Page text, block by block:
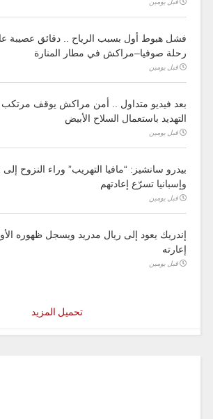
قبل يومين
فشل هبوط أول بسبب الرياح .. دقائق عصيبة
رحلة صوفيا–مراكش في مطار المنارة
قبل يومين
بعد فيديو متداول .. أمن مراكش يوقف
التهديد باستعمال السلاح الأبيض
قبل يومين
بيدرو سانشيز: “مافيا التهريب” وراء النزوح
وإسبانيا تسرّع إعادتهم
قبل يومين
إندريك يعود إلى ريال مدريد ويسجل ظهوره
إعارته
قبل يومين
تحميل المزيد